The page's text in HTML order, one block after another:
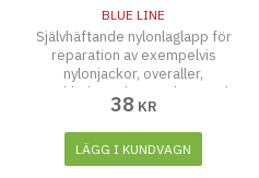
BLUE LINE
Självhäftande nylonlaglapp för
reparation av exempelvis
nylonjackor, overaller,
regnkläder och paraplyer. Tänk
på att rengöra och torka ytan
noggrant innan laglappen
fästes. Tvättbar upp till 30
grader
38 KR
LÄGG I KUNDVAGN